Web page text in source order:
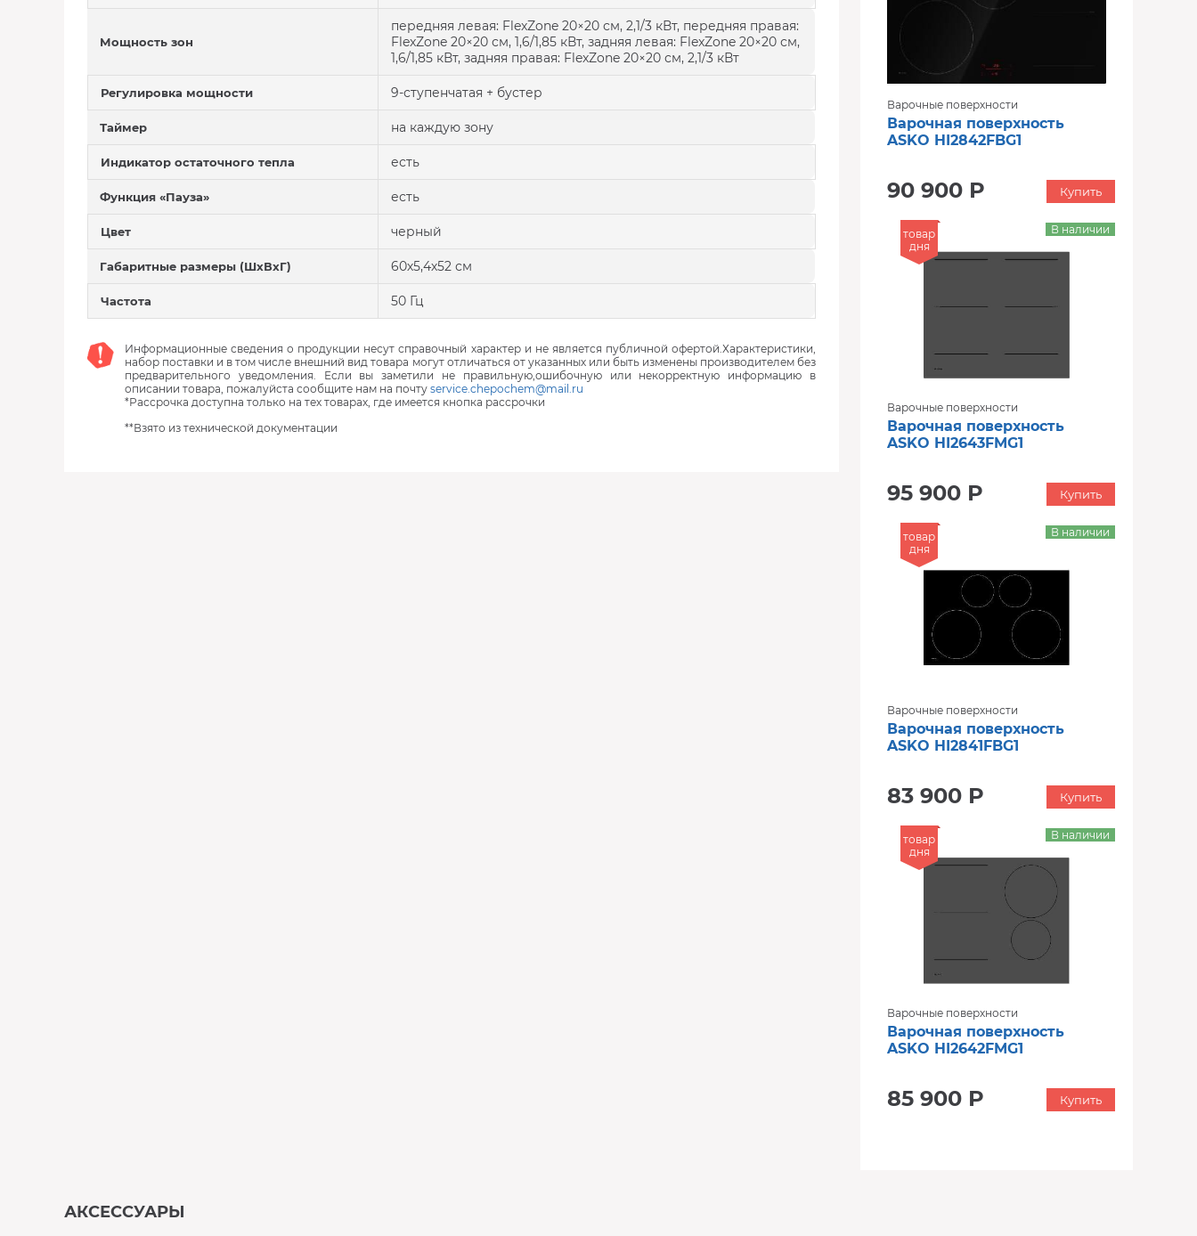
Мощность зон
передняя левая: FlexZone 20×20 см, 2,1/3 кВт, передняя правая:
FlexZone 20×20 см, 1,6/1,85 кВт, задняя левая: FlexZone 20×20 см,
1,6/1,85 кВт, задняя правая: FlexZone 20×20 см, 2,1/3 кВт
Регулировка мощности 9-ступенчатая + бустер
Таймер на каждую зону
Индикатор остаточного тепла есть
Функция «Пауза» есть
Цвет черный
Габаритные размеры (ШхВхГ) 60х5,4х52 см
Частота 50 Гц
Информационные сведения о продукции несут справочный характер и не является публичной офертой.Характеристики,
набор поставки и в том числе внешний вид товара могут отличаться от указанных или быть изменены производителем без
предварительного уведомления. Если вы заметили не правильную,ошибочную или некорректную информацию в
описании товара, пожалуйста сообщите нам на почту service.chepochem@mail.ru
*Рассрочка доступна только на тех товарах, где имеется кнопка рассрочки
**Взято из технической документации
Варочные поверхности
Варочная поверхность
ASKO HI2842FBG1
90 900 Р Купить
товар
дня
Варочные поверхности
Варочная поверхность
ASKO HI2643FMG1
95 900 Р
В наличии
Купить
товар
дня
Варочные поверхности
Варочная поверхность
ASKO HI2841FBG1
83 900 Р
В наличии
Купить
товар
дня
Варочные поверхности
Варочная поверхность
ASKO HI2642FMG1
85 900 Р
В наличии
Купить
АКСЕССУАРЫ